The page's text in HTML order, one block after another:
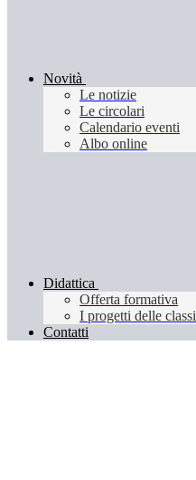
Novità
Le notizie
Le circolari
Calendario eventi
Albo online
Didattica
Offerta formativa
I progetti delle classi
Contatti